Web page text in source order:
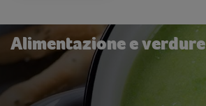
Alimentazione e verdure